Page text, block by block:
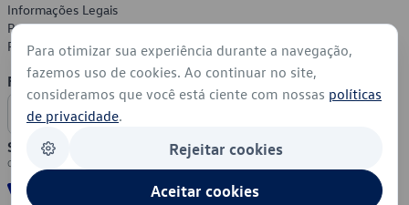
Informações Legais
Política de Privacidade
Política de Cookies
Formas de Pagamento
Segurança
Para otimizar sua experiência durante a navegação,
fazemos uso de cookies. Ao continuar no site,
consideramos que você está ciente com nossas políticas
de privacidade.
Rejeitar cookies
Aceitar cookies